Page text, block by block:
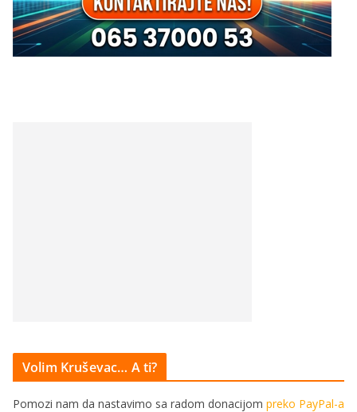
Volim Kruševac… A ti?
Pomozi nam da nastavimo sa radom donacijom preko PayPal-a